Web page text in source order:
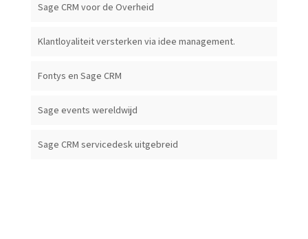
Sage CRM voor de Overheid
Klantloyaliteit versterken via idee management.
Fontys en Sage CRM
Sage events wereldwijd
Sage CRM servicedesk uitgebreid